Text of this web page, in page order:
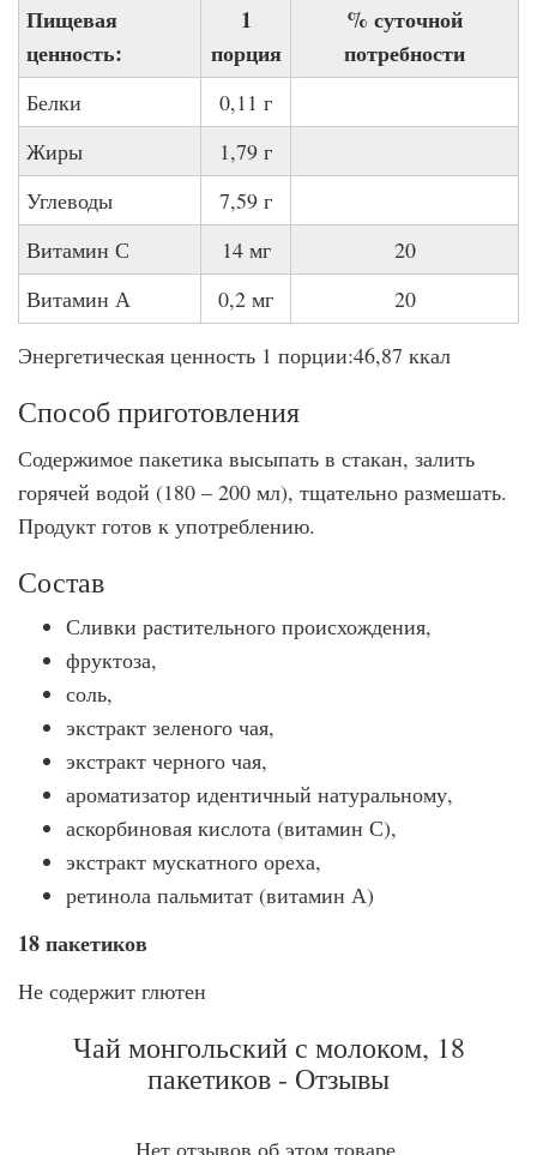
Пищевая
ценность:
1
порция
% суточной
потребности
Белки
0,11 г
Жиры
1,79 г
Углеводы
7,59 г
Витамин С
14 мг
20
Витамин А
0,2 мг
20
Энергетическая ценность 1 порции:46,87 ккал
Способ приготовления
Содержимое пакетика высыпать в стакан, залить
горячей водой (180 – 200 мл), тщательно размешать.
Продукт готов к употреблению.
Состав
Сливки растительного происхождения,
фруктоза,
соль,
экстракт зеленого чая,
экстракт черного чая,
ароматизатор идентичный натуральному,
аскорбиновая кислота (витамин С),
экстракт мускатного ореха,
ретинола пальмитат (витамин А)
18 пакетиков
Не содержит глютен
Чай монгольский с молоком, 18
пакетиков - Отзывы
Нет отзывов об этом товаре.